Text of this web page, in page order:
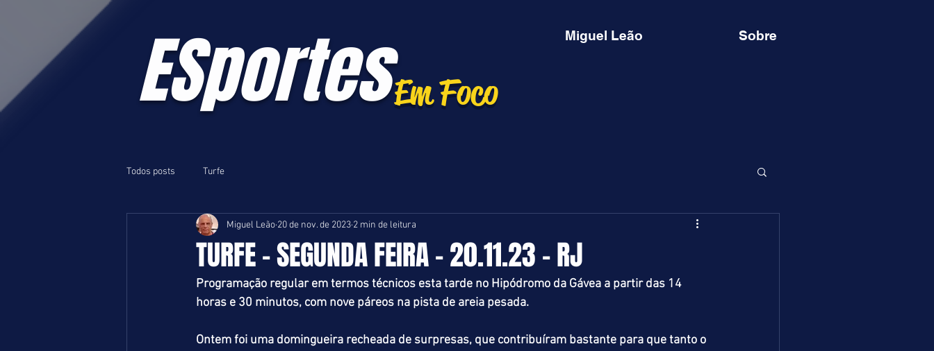
ESportesEm Foco
Miguel Leão Sobre
Todos posts Turfe
TURFE - SEGUNDA FEIRA - 20.11.23 - RJ
Miguel Leão 20 de nov. de 2023 2 min de leitura
Programação regular em termos técnicos esta tarde no Hipódromo da Gávea a partir das 14
horas e 30 minutos, com nove páreos na pista de areia pesada.
Ontem foi uma domingueira recheada de surpresas, que contribuíram bastante para que tanto o